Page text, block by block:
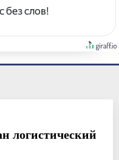
без слов!
логистический